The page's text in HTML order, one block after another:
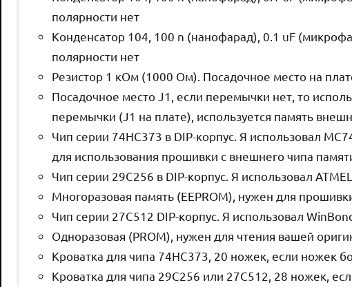
полярности нет
Конденсатор 104, 100 n (нанофарад), 0.1 uF
полярности нет
Резистор 1 кОм (1000 Ом). Посадочное место на
Посадочное место J1, если перемычки нет, то
перемычки (J1 на плате), используется память
Чип серии 74HC373 в DIP-корпус. Я использовал
для использования прошивки с внешнего чипа
Чип серии 29C256 в DIP-корпус. Я использовал
Многоразовая память (EEPROM), нужен для
Чип серии 27C512 DIP-корпус. Я использовал
Одноразовая (PROM), нужен для чтения вашей
Кроватка для чипа 74HC373, 20 ножек, если ножек
Кроватка для чипа 29C256 или 27C512, 28 ножек,